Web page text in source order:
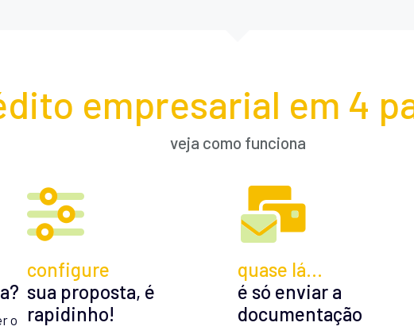
empresarial em 4
veja como funciona
o
configure
sua proposta, é
rapidinho!
quase lá…
é só enviar a
documentação